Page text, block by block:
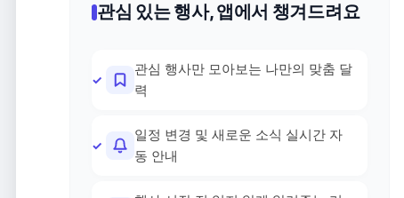
관심 있는 행사, 앱에서 챙겨드려요
관심 행사만 모아보는 나만의 맞춤 달
력
일정 변경 및 새로운 소식 실시간 자
동 안내